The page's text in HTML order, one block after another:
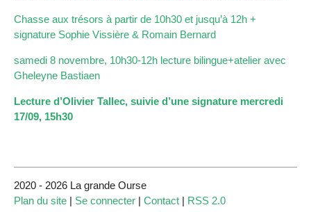
Chasse aux trésors à partir de 10h30 et jusqu’à 12h +
signature Sophie Vissière & Romain Bernard
samedi 8 novembre, 10h30-12h lecture bilingue+atelier avec
Gheleyne Bastiaen
Lecture d’Olivier Tallec, suivie d’une signature mercredi
17/09, 15h30
2020 - 2026 La grande Ourse
Plan du site | Se connecter | Contact | RSS 2.0